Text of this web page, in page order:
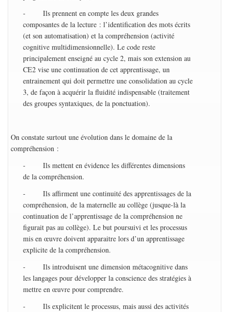
- Ils prennent en compte les deux grandes
composantes de la lecture : l’identification des mots écrits
(et son automatisation) et la compréhension (activité
cognitive multidimensionnelle). Le code reste
principalement enseigné au cycle 2, mais son extension au
CE2 vise une continuation de cet apprentissage, un
entrainement qui doit permettre une consolidation au cycle
3, de façon à acquérir la fluidité indispensable (traitement
des groupes syntaxiques, de la ponctuation).
On constate surtout une évolution dans le domaine de la
compréhension :
- Ils mettent en évidence les différentes dimensions
de la compréhension.
- Ils affirment une continuité des apprentissages de la
compréhension, de la maternelle au collège (jusque-là la
continuation de l’apprentissage de la compréhension ne
figurait pas au collège). Le but poursuivi et les processus
mis en œuvre doivent apparaitre lors d’un apprentissage
explicite de la compréhension.
- Ils introduisent une dimension métacognitive dans
les langages pour développer la conscience des stratégies à
mettre en œuvre pour comprendre.
- Ils explicitent le processus, mais aussi des activités